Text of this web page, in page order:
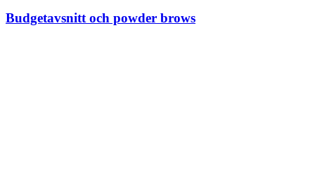
Budgetavsnitt och powder brows